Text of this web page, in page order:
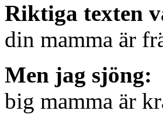
Riktiga texten
din mamma är
Men jag sjöng:
big mamma är